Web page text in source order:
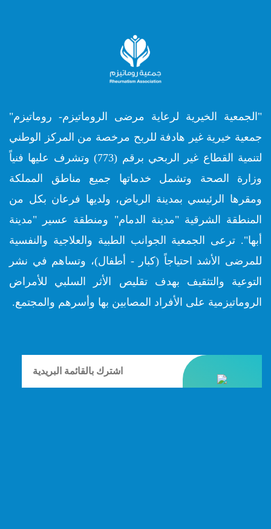
"الجمعية الخيرية لرعاية مرضى الروماتيزم- روماتيزم"
جمعية خيرية غير هادفة للربح مرخصة من المركز الوطني
لتنمية القطاع غير الربحي برقم (773) وتشرف عليها فنياً
وزارة الصحة وتشمل خدماتها جميع مناطق المملكة
ومقرها الرئيسي بمدينة الرياض، ولديها فرعان بكل من
المنطقة الشرقية "مدينة الدمام" ومنطقة عسير "مدينة
أبها". ترعى الجمعية الجوانب الطبية والعلاجية والنفسية
للمرضى الأشد احتياجاً (كبار - أطفال)، وتساهم في نشر
التوعية والتثقيف بهدف تقليص الأثر السلبي للأمراض
الروماتيزمية على الأفراد المصابين بها وأسرهم والمجتمع.